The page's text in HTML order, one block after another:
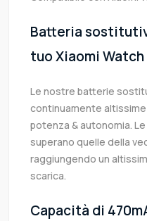
Batteria
tuo Xiaomi Watch
Le nostre batterie
continuamente
potenza & autonomia.
superano quelle della
raggiungendo un
scarica.
Capacità di